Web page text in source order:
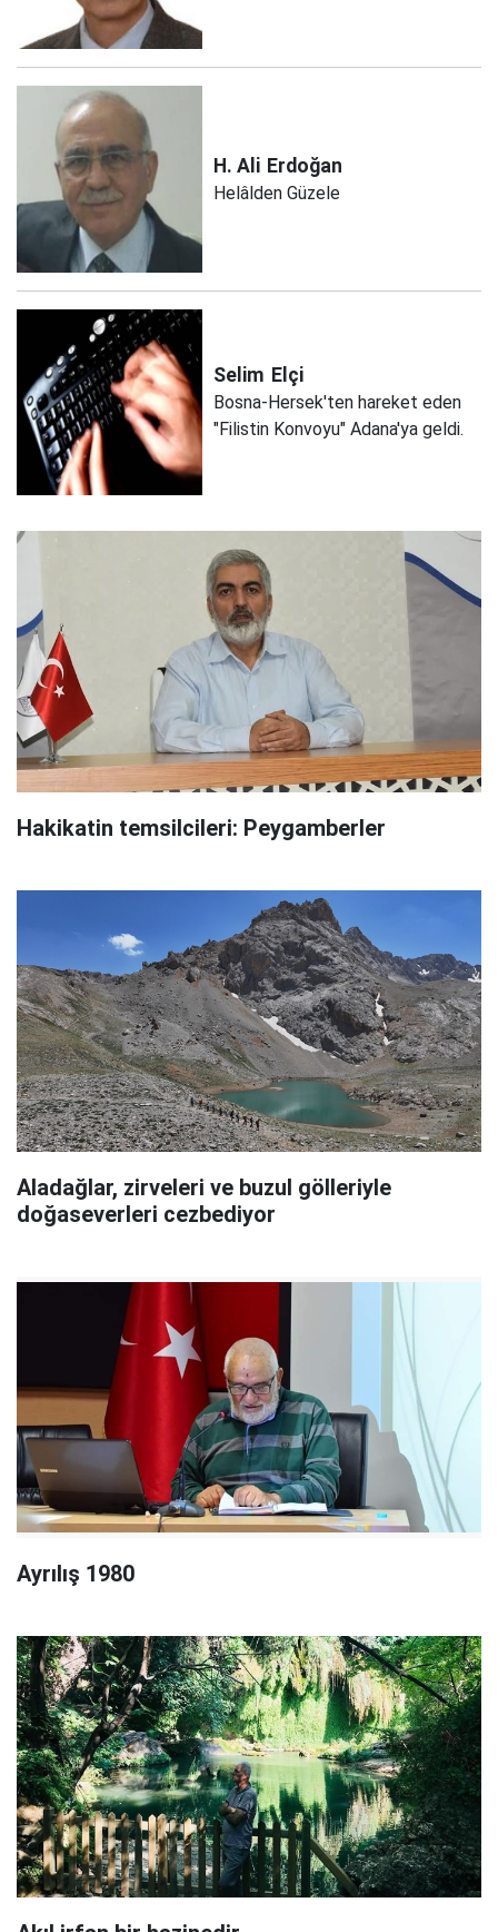
H. Ali Erdoğan
Helâlden Güzele
Selim Elçi
Bosna-Hersek'ten hareket eden
"Filistin Konvoyu" Adana'ya geldi.
Hakikatin temsilcileri: Peygamberler
Aladağlar, zirveleri ve buzul gölleriyle
doğaseverleri cezbediyor
Ayrılış 1980